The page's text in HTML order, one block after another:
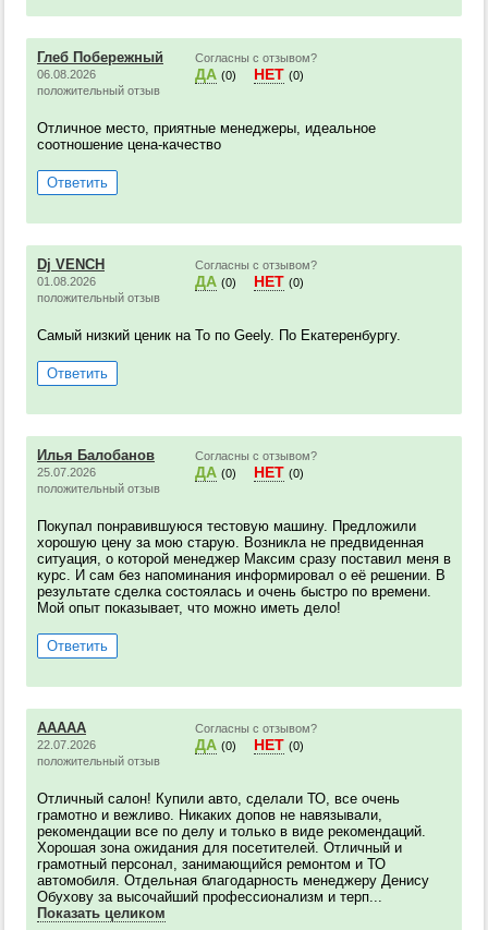
Глеб Побережный
06.08.2026
положительный отзыв
Согласны с отзывом?
ДА (0) НЕТ (0)
Отличное место, приятные менеджеры, идеальное
соотношение цена-качество
Ответить
Dj VENCH
01.08.2026
положительный отзыв
Согласны с отзывом?
ДА (0) НЕТ (0)
Самый низкий ценик на То по Geely. По Екатеренбургу.
Ответить
Илья Балобанов
25.07.2026
положительный отзыв
Согласны с отзывом?
ДА (0) НЕТ (0)
Покупал понравившуюся тестовую машину. Предложили
хорошую цену за мою старую. Возникла не предвиденная
ситуация, о которой менеджер Максим сразу поставил меня в
курс. И сам без напоминания информировал о её решении. В
результате сделка состоялась и очень быстро по времени.
Мой опыт показывает, что можно иметь дело!
Ответить
AAAAA
22.07.2026
положительный отзыв
Согласны с отзывом?
ДА (0) НЕТ (0)
Отличный салон! Купили авто, сделали ТО, все очень
грамотно и вежливо. Никаких допов не навязывали,
рекомендации все по делу и только в виде рекомендаций.
Хорошая зона ожидания для посетителей. Отличный и
грамотный персонал, занимающийся ремонтом и ТО
автомобиля. Отдельная благодарность менеджеру Денису
Обухову за высочайший профессионализм и терп...
Показать целиком